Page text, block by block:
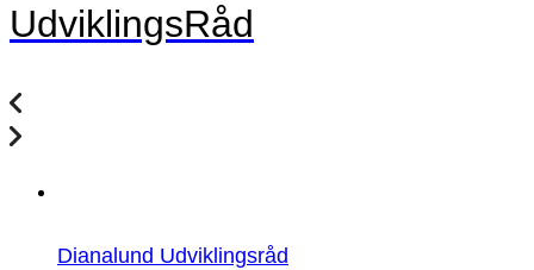
UdviklingsRåd
Dianalund Udviklingsråd